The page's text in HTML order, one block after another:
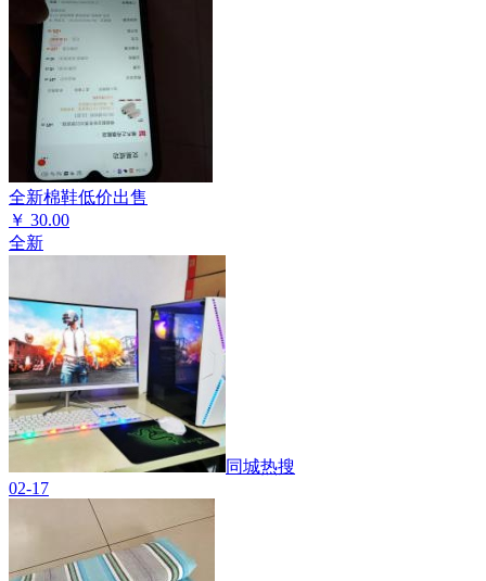
全新棉鞋低价出售
￥ 30.00
全新
同城热搜
02-17